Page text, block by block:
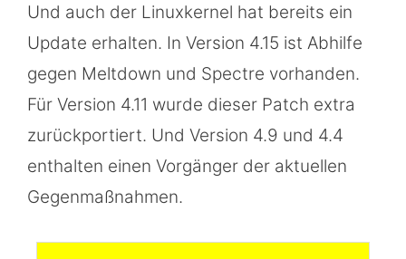
Und auch der Linuxkernel hat bereits ein
Update erhalten. In Version 4.15 ist Abhilfe
gegen Meltdown und Spectre vorhanden.
Für Version 4.11 wurde dieser Patch extra
zurückportiert. Und Version 4.9 und 4.4
enthalten einen Vorgänger der aktuellen
Gegenmaßnahmen.